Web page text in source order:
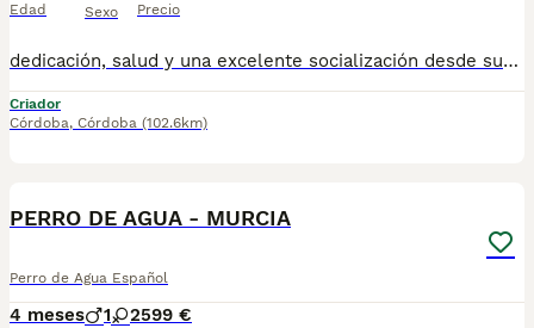
Edad Sexo Precio
dedicación, salud y una excelente socialización desde sus primeras semanas de vida, estaremos encantados de ayudarte. 🚚 Realizamos entregas en toda España, con especial frecuencia en **Andalucía**: Sevilla, Málaga, Cádiz, Córdoba, Granada, Jaén, Huelva y Almería. También entregamos habitualmente en Marbella, Jerez de la Frontera, Estepona, Fuengirola, Benalmádena, Mijas, Dos Hermanas y cualquier punto de España. **Entrega 100% a contrarreembolso.** No tendrás que adelantar el importe del cachorro. Lo recibirás en la puerta de tu casa mediante transporte especializado y podrás comprobar que todo está correcto antes de realizar el pago. Nuestros cachorros se entregan: ✅ Vacunados y desparasitados según su edad. ✅ Con microchip, cartilla veterinaria y documentación al día. ✅ Revisados veterinariamente antes de salir de nuestras instalaciones. ✅ Procedentes de excelentes líneas, seleccionadas por salud, carácter y morfología. ✅ Perfectamente socializados y acostumbrados al contacto diario con personas. ✅ Con asesoramiento personalizado antes y después de la entrega. Nuestro objetivo no es vender un cachorro más. Queremos que cada familia reciba un compañero sano, equilibrado y criado con el máximo cuidado desde el primer día. 📩 Si deseas fotografías, vídeos o más información, escríbenos por privado. Estaremos encantados de ayudarte a encontrar el compañero perfecto670864332
Criador
Córdoba, Córdoba (102.6km)
PERRO DE AGUA - MURCIA
Perro de Agua Español
4 meses 1 2599 €